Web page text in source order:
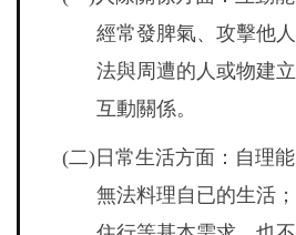
經常發脾氣、攻擊他
法與周遭的人或物建
互動關係。
(二)日常生活方面：自理能
無法料理自已的生活